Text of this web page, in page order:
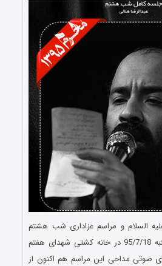
السلام و مراسم عزاداری شب هشتم
محرم الحرام 1437 یکشنبه 95/7/18 در خانه کشتی شهدای هفتم
صوتی مداحی این مراسم هم اکنون از